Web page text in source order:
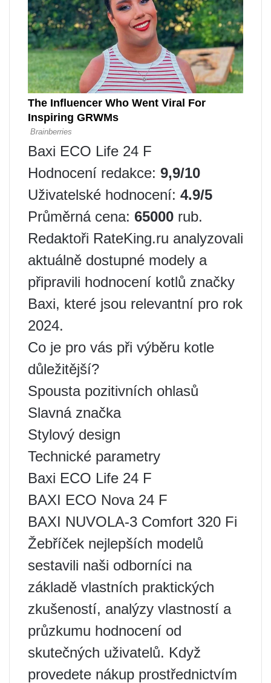
Baxi ECO Life 24 F
Hodnocení redakce: 9,9/10
Uživatelské hodnocení: 4.9/5
Průměrná cena: 65000 rub.
Redaktoři RateKing.ru analyzovali
aktuálně dostupné modely a
připravili hodnocení kotlů značky
Baxi, které jsou relevantní pro rok
2024.
Co je pro vás při výběru kotle
důležitější?
Spousta pozitivních ohlasů
Slavná značka
Stylový design
Technické parametry
Baxi ECO Life 24 F
BAXI ECO Nova 24 F
BAXI NUVOLA-3 Comfort 320 Fi
Žebříček nejlepších modelů
sestavili naši odborníci na
základě vlastních praktických
zkušeností, analýzy vlastností a
průzkumu hodnocení od
skutečných uživatelů. Když
provedete nákup prostřednictvím